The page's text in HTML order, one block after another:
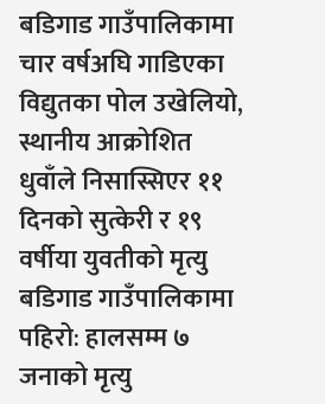
बडिगाड गाउँपालिकामा
चार वर्षअघि गाडिएका
विद्युतका पोल उखेलियो,
स्थानीय आक्रोशित
धुवाँले निसास्सिएर ११
दिनको सुत्केरी र १९
वर्षीया युवतीको मृत्यु
बडिगाड गाउँपालिकामा
पहिरो: हालसम्म ७
जनाको मृत्यु